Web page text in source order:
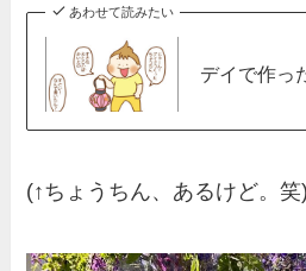
あわせて読みたい
デイで作っ
(↑ちょうちん、あるけど。笑)